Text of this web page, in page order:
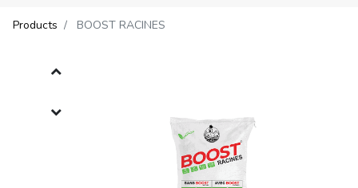
Products BOOST RACINES